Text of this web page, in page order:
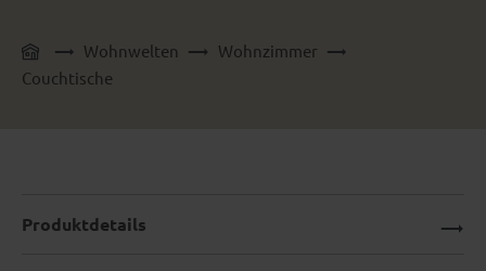
Wohnwelten
Wohnzimmer
Couchtische
Produktdetails